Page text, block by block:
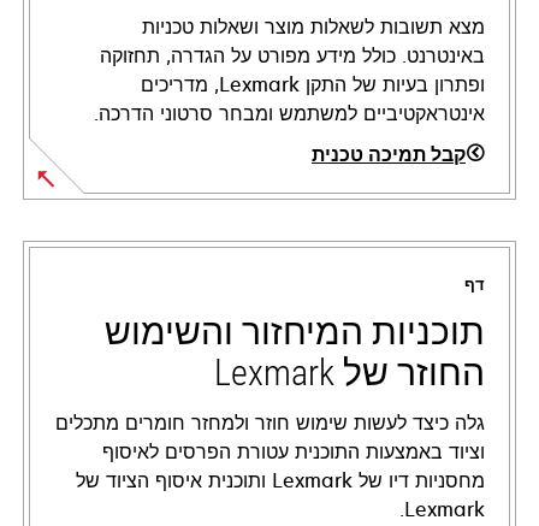
מצא תשובות לשאלות מוצר ושאלות טכניות
באינטרנט. כולל מידע מפורט על הגדרה, תחזוקה
ופתרון בעיות של התקן Lexmark, מדריכים
אינטראקטיביים למשתמש ומבחר סרטוני הדרכה.
קבל תמיכה טכנית
opens
in
new
tab
דף
תוכניות המיחזור והשימוש
החוזר של Lexmark
גלה כיצד לעשות שימוש חוזר ולמחזר חומרים מתכלים
וציוד באמצעות התוכנית עטורת הפרסים לאיסוף
מחסניות דיו של Lexmark ותוכנית איסוף הציוד של
Lexmark.